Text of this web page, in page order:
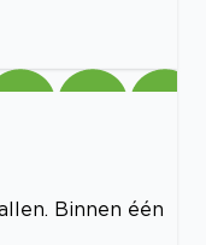
Binnen één